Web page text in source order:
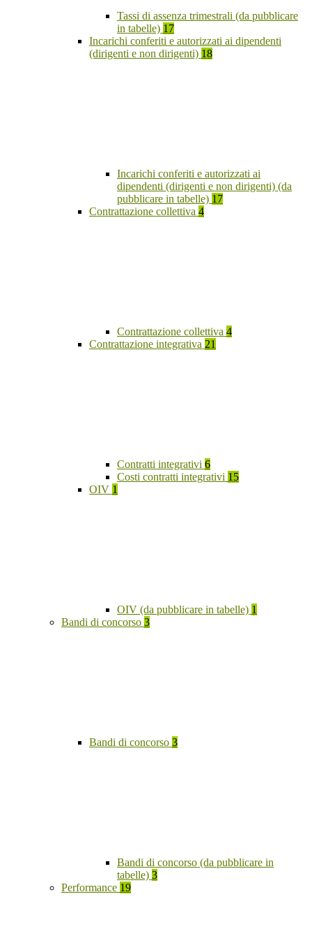
Tassi di assenza trimestrali (da pubblicare
in tabelle) 17
Incarichi conferiti e autorizzati ai dipendenti
(dirigenti e non dirigenti) 18
Incarichi conferiti e autorizzati ai
dipendenti (dirigenti e non dirigenti) (da
pubblicare in tabelle) 17
Contrattazione collettiva 4
Contrattazione collettiva 4
Contrattazione integrativa 21
Contratti integrativi 6
Costi contratti integrativi 15
OIV 1
OIV (da pubblicare in tabelle) 1
Bandi di concorso 3
Bandi di concorso 3
Bandi di concorso (da pubblicare in
tabelle) 3
Performance 19